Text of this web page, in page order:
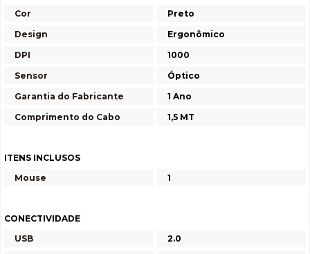
Cor
Preto
Design
Ergonômico
DPI
1000
Sensor
Óptico
Garantia do Fabricante
1 Ano
Comprimento do Cabo
1,5 MT
ITENS INCLUSOS
Mouse
1
CONECTIVIDADE
USB
2.0